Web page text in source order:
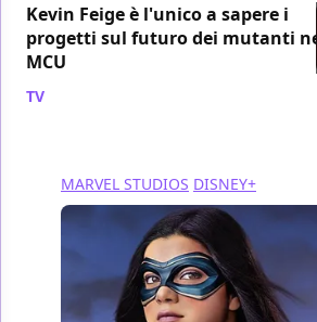
Kevin Feige è l'unico a sapere i
progetti sul futuro dei mutanti
MCU
TV
MARVEL STUDIOS DISNEY+